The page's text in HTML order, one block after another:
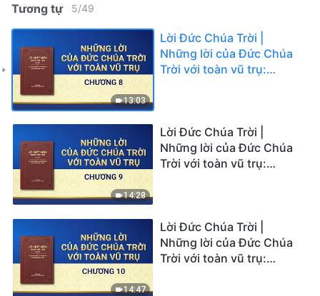
Tương tự 5/49
13:03
Lời Đức Chúa Trời |
Những lời của Đức Chúa
Trời với toàn vũ trụ:
14:28
Lời Đức Chúa Trời |
Những lời của Đức Chúa
Trời với toàn vũ trụ:
14:47
Lời Đức Chúa Trời |
Những lời của Đức Chúa
Trời với toàn vũ trụ: